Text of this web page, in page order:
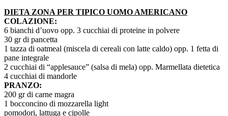
DIETA ZONA PER TIPICO UOMO AMERICANO
COLAZIONE:
6 bianchi d’uovo opp. 3 cucchiai di proteine in polvere
30 gr di pancetta
1 tazza di oatmeal (miscela di cereali con latte caldo) opp. 1 fetta di
pane integrale
2 cucchiai di “applesauce” (salsa di mela) opp. Marmellata dietetica
4 cucchiai di mandorle
PRANZO:
200 gr di carne magra
1 bocconcino di mozzarella light
pomodori, lattuga e cipolle